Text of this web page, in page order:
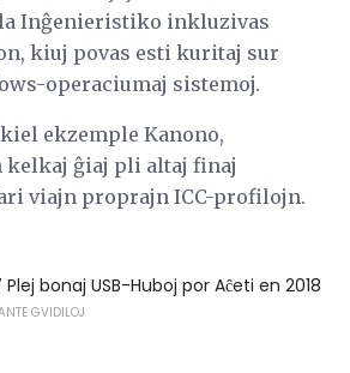
Inĝenieristiko inkluzivas
kiuj povas esti kuritaj sur
operaciumaj sistemoj.
ekzemple Kanono,
kelkaj ĝiaj pli altaj finaj
viajn proprajn ICC-profilojn.
Plej bonaj USB-Huboj por Aĉeti en 2018
GVIDILOJ